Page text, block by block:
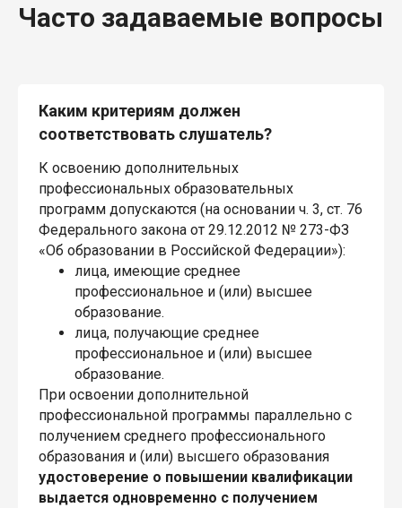
Часто задаваемые вопросы
Каким критериям должен
соответствовать слушатель?
К освоению дополнительных
профессиональных образовательных
программ допускаются (на основании ч. 3, ст. 76
Федерального закона от 29.12.2012 № 273-ФЗ
«Об образовании в Российской Федерации»):
лица, имеющие среднее
профессиональное и (или) высшее
образование.
лица, получающие среднее
профессиональное и (или) высшее
образование.
При освоении дополнительной
профессиональной программы параллельно с
получением среднего профессионального
образования и (или) высшего образования
удостоверение о повышении квалификации
выдается одновременно с получением